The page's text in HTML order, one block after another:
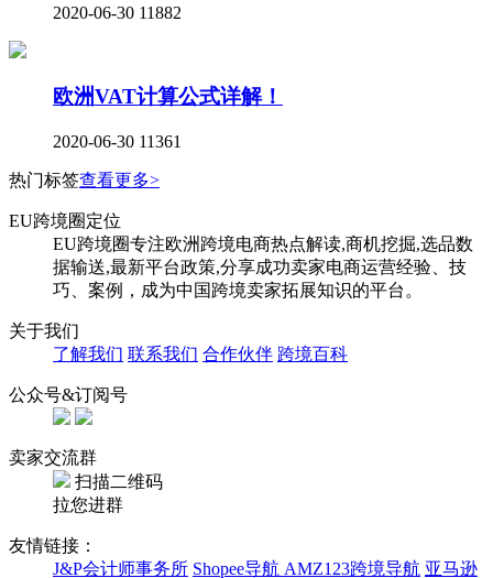
2020-06-30 11882
欧洲VAT计算公式详解！
2020-06-30 11361
热门标签查看更多>
EU跨境圈定位
EU跨境圈专注欧洲跨境电商热点解读,商机挖掘,选品数
据输送,最新平台政策,分享成功卖家电商运营经验、技
巧、案例，成为中国跨境卖家拓展知识的平台。
关于我们
了解我们 联系我们 合作伙伴 跨境百科
公众号&订阅号
卖家交流群
扫描二维码
拉您进群
友情链接：
J&P会计师事务所 Shopee导航 AMZ123跨境导航 亚马逊